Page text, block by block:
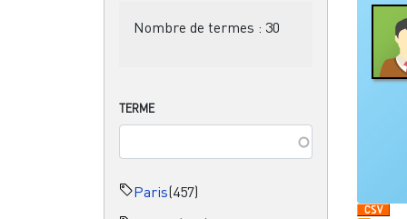
Nombre de termes : 30
TERME
Paris(457)